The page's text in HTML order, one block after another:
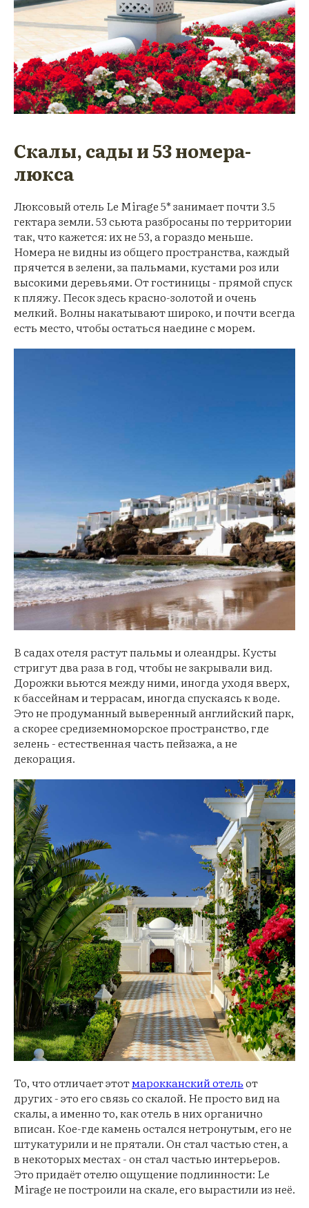
Скалы, сады и 53 номера-
люкса
Люксовый отель Le Mirage 5* занимает почти 3.5
гектара земли. 53 сьюта разбросаны по территории
так, что кажется: их не 53, а гораздо меньше.
Номера не видны из общего пространства, каждый
прячется в зелени, за пальмами, кустами роз или
высокими деревьями. От гостиницы - прямой спуск
к пляжу. Песок здесь красно-золотой и очень
мелкий. Волны накатывают широко, и почти всегда
есть место, чтобы остаться наедине с морем.
В садах отеля растут пальмы и олеандры. Кусты
стригут два раза в год, чтобы не закрывали вид.
Дорожки вьются между ними, иногда уходя вверх,
к бассейнам и террасам, иногда спускаясь к воде.
Это не продуманный выверенный английский парк,
а скорее средиземноморское пространство, где
зелень - естественная часть пейзажа, а не
декорация.
То, что отличает этотмарокканский отельот
других - это его связь со скалой. Не просто вид на
скалы, а именно то, как отель в них органично
вписан. Кое-где камень остался нетронутым, его не
штукатурили и не прятали. Он стал частью стен, а
в некоторых местах - он стал частью интерьеров.
Это придаёт отелю ощущение подлинности: Le
Mirage не построили на скале, его вырастили из неё.